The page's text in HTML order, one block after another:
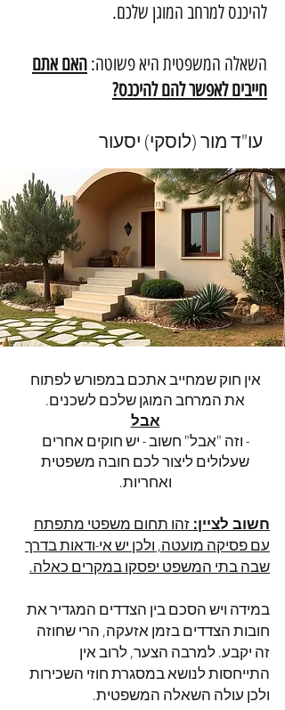
להיכנס למרחב המוגן שלכם.
השאלה המשפטית היא פשוטה: האם אתם
חייבים לאפשר להם להיכנס?
עו"ד מור (לוסקי) יסעור
אין חוק שמחייב אתכם במפורש לפתוח
את המרחב המוגן שלכם לשכנים.
אבל
- וזה "אבל" חשוב - יש חוקים אחרים
שעלולים ליצור לכם חובה משפטית
ואחריות.
חשוב לציין: זהו תחום משפטי מתפתח
עם פסיקה מועטה, ולכן יש אי-ודאות בדרך
שבה בתי המשפט יפסקו במקרים כאלה.
במידה ויש הסכם בין הצדדים המגדיר את
חובות הצדדים בזמן אזעקה, הרי שחוזה
זה יקבע. למרבה הצער, לרוב אין
התייחסות לנושא במסגרת חוזי השכירות
ולכן עולה השאלה המשפטית.